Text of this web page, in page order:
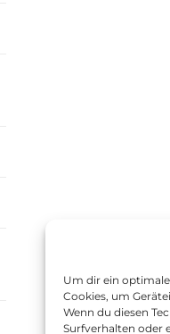
Um dir ein
Cookies, um
Wenn du diesen
Surfverhalten oder